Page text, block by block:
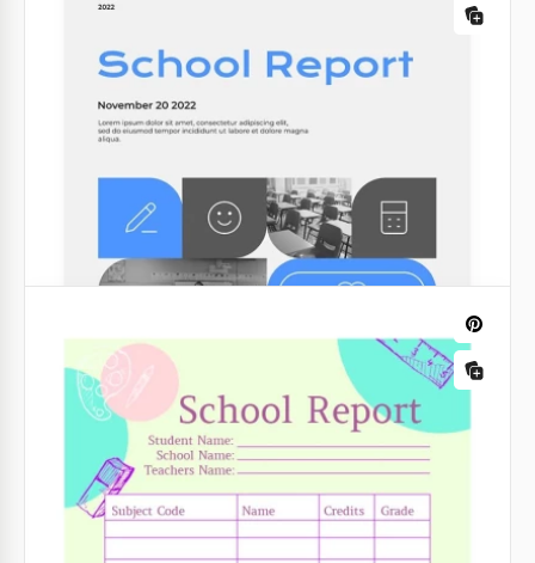
seus projetos de ciências brilharem!
Google Slides
Relatório escolar de estilo moderno
Este modelo é perfeito para criar um diário
eletrônico, além de registrar as notas dos alunos
manualmente. Você pode usá-lo offline imprimindo-
o em papel ou baixando-o para o dispositivo.
Google Sheets